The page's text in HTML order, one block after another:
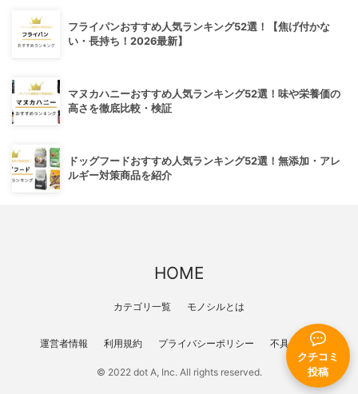
クチコミ
投稿
フライパンおすすめ人気ランキング52選！【焦げ付かな
い・長持ち！2026最新】
マヌカハニーおすすめ人気ランキング52選！味や栄養価の
高さを徹底比較・検証
ドッグフードおすすめ人気ランキング52選！無添加・アレ
ルギー対策商品を紹介
HOME
カテゴリ一覧 モノシルとは
運営者情報 利用規約 プライバシーポリシー 不具合報告
© 2022 dot A, Inc. All rights reserved.